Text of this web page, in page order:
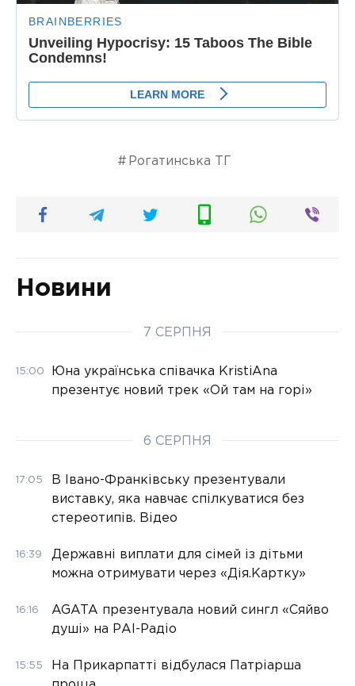
Рогатинська ТГ
Новини
7 СЕРПНЯ
15:00
Юна українська співачка KristiAna
презентує новий трек «Ой там на горі»
6 СЕРПНЯ
17:05
В Івано-Франківську презентували
виставку, яка навчає спілкуватися без
стереотипів. Відео
16:39
Державні виплати для сімей із дітьми
можна отримувати через «Дія.Картку»
16:16
AGATA презентувала новий сингл «Сяйво
душі» на РАІ-Радіо
15:55
На Прикарпатті відбулася Патріарша